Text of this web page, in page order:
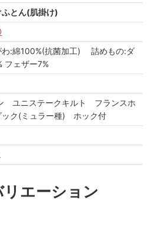
ふとん(肌掛け)
わ:綿100%(抗菌加工) 詰めもの:ダ
フェザー7%
ユニステークキルト フランスホ
ック(ミュラー種) ホック付
エーション